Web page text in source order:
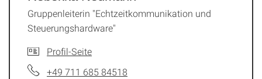
Gruppenleiterin "Echtzeitkommunikation und
Steuerungshardware"
Profil-Seite
+49 711 685 84518